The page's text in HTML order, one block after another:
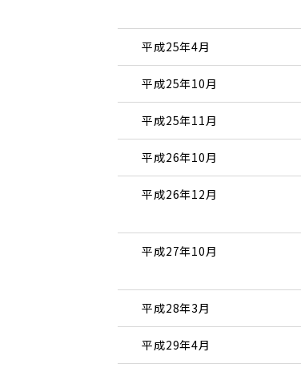
平成25年4月
平成25年10月
平成25年11月
平成26年10月
平成26年12月
平成27年10月
平成28年3月
平成29年4⽉